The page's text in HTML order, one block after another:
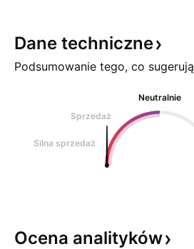
Dane techniczne
Podsumowanie tego, co sugerują
Neutralnie
Sprzedaż
Silna sprzedaż
Ocena analityków